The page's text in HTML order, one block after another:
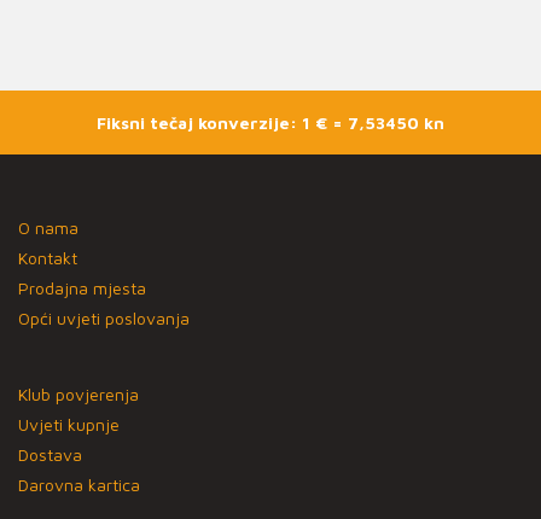
Fiksni tečaj konverzije: 1 € = 7,53450 kn
O nama
Kontakt
Prodajna mjesta
Opći uvjeti poslovanja
Klub povjerenja
Uvjeti kupnje
Dostava
Darovna kartica